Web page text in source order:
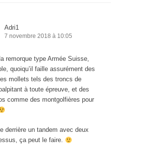
Adri1
7 novembre 2018 à 10:05
remorque type Armée Suisse,
quoiqu’il faille assurément des
mollets tels des troncs de
à toute épreuve, et des
comme des montgolfières pour
derrière un tandem avec deux
ça peut le faire.